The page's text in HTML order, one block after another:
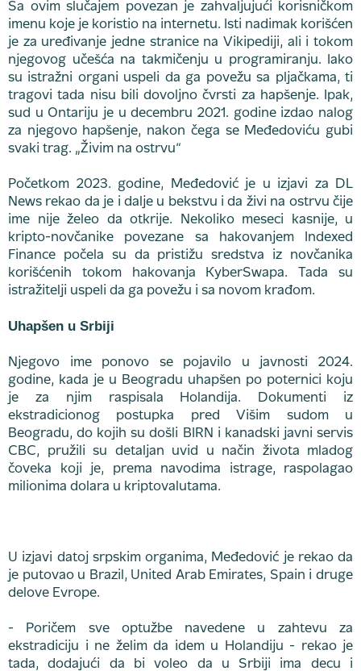
Sa ovim slučajem povezan je zahvaljujući korisničkom
imenu koje je koristio na internetu. Isti nadimak korišćen
je za uređivanje jedne stranice na Vikipediji, ali i tokom
njegovog učešća na takmičenju u programiranju. Iako
su istražni organi uspeli da ga povežu sa pljačkama, ti
tragovi tada nisu bili dovoljno čvrsti za hapšenje. Ipak,
sud u Ontariju je u decembru 2021. godine izdao nalog
za njegovo hapšenje, nakon čega se Međedoviću gubi
svaki trag. „Živim na ostrvu“
Početkom 2023. godine, Međedović je u izjavi za DL
News rekao da je i dalje u bekstvu i da živi na ostrvu čije
ime nije želeo da otkrije. Nekoliko meseci kasnije, u
kripto-novčanike povezane sa hakovanjem Indexed
Finance počela su da pristižu sredstva iz novčanika
korišćenih tokom hakovanja KyberSwapa. Tada su
istražitelji uspeli da ga povežu i sa novom krađom.
Uhapšen u Srbiji
Njegovo ime ponovo se pojavilo u javnosti 2024.
godine, kada je u Beogradu uhapšen po poternici koju
je za njim raspisala Holandija. Dokumenti iz
ekstradicionog postupka pred Višim sudom u
Beogradu, do kojih su došli BIRN i kanadski javni servis
CBC, pružili su detaljan uvid u način života mladog
čoveka koji je, prema navodima istrage, raspolagao
milionima dolara u kriptovalutama.
U izjavi datoj srpskim organima, Međedović je rekao da
je putovao u Brazil, United Arab Emirates, Spain i druge
delove Evrope.
- Poričem sve optužbe navedene u zahtevu za
ekstradiciju i ne želim da idem u Holandiju - rekao je
tada, dodajući da bi voleo da u Srbiji ima decu i